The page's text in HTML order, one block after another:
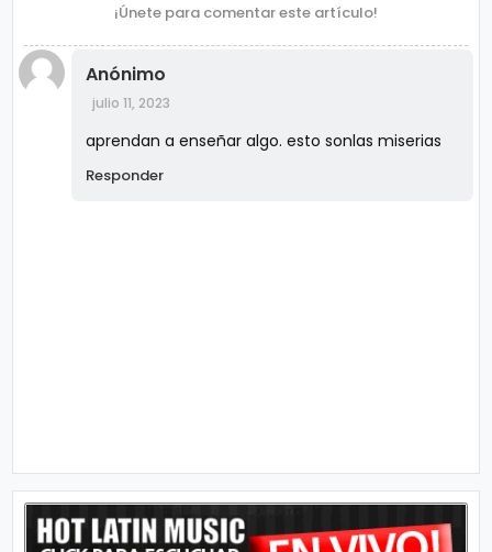
¡Únete para comentar este artículo!
Anónimo
julio 11, 2023
aprendan a enseñar algo. esto sonlas miserias
Responder